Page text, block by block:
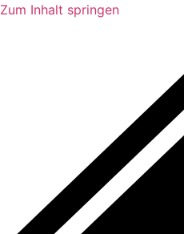
Zum Inhalt springen